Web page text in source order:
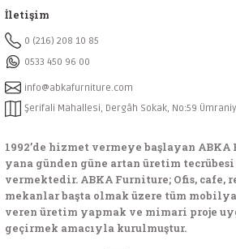
İletişim
0 (216) 208 10 85
0533 450 96 00
info@abkafurniture.com
Şerifali Mahallesi, Dergâh Sokak, No:59
1992’de hizmet vermeye başlayan ABKA
yana günden güne artan üretim
vermektedir. ABKA Furniture; Ofis, cafe,
mekanlar başta olmak üzere tüm
veren üretim yapmak ve mimari proje
geçirmek amacıyla kurulmuştur.